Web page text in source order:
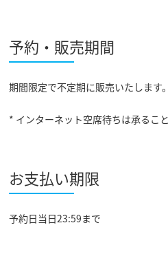
予約・販売期間
期間限定で不定期に販売いたします。
* インターネット空席待ちは承るこ
お支払い期限
予約日当日23:59まで